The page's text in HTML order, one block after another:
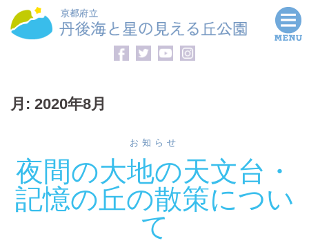
月: 2020年8月
お知らせ
夜間の大地の天文台・
記憶の丘の散策につい
て